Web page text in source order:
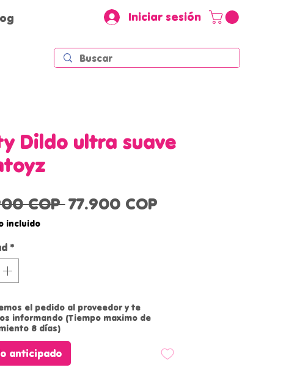
Iniciar sesión
Dildo ultra suave
COP Precio
77.900 COPPrecio
incluido
*
el pedido al proveedor y te
informando (Tiempo maximo de
8 días)
anticipado